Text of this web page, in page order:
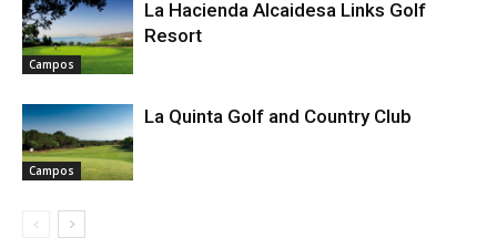
Campos
La Hacienda Alcaidesa Links Golf
Resort
Campos
La Quinta Golf and Country Club